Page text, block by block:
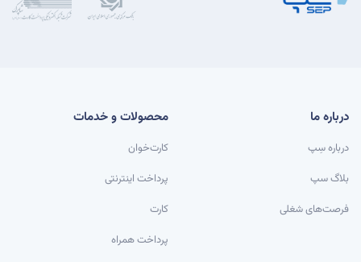
درباره ما
درباره سِپ
بلاگ سپ
فرصت‌های شغلی
محصولات و خدمات
کارت‌خوان
پرداخت اینترنتی
کارت
پرداخت همراه